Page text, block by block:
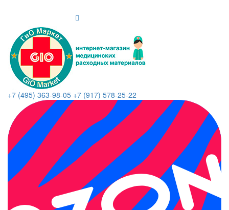
+7 (495) 363-98-05 +7 (917) 578-25-22